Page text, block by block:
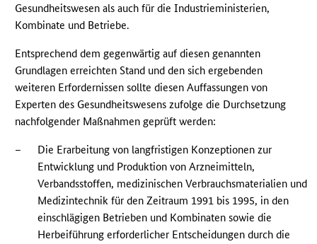
Gesundheitswesen als auch für die Industrieministerien,
Kombinate und Betriebe.
Entsprechend dem gegenwärtig auf diesen genannten
Grundlagen erreichten Stand und den sich ergebenden
weiteren Erfordernissen sollte diesen Auffassungen von
Experten des Gesundheitswesens zufolge die Durchsetzung
nachfolgender Maßnahmen geprüft werden:
–
Die Erarbeitung von langfristigen Konzeptionen zur
Entwicklung und Produktion von Arzneimitteln,
Verbandsstoffen, medizinischen Verbrauchsmaterialien und
Medizintechnik für den Zeitraum 1991 bis 1995, in den
einschlägigen Betrieben und Kombinaten sowie die
Herbeiführung erforderlicher Entscheidungen durch die